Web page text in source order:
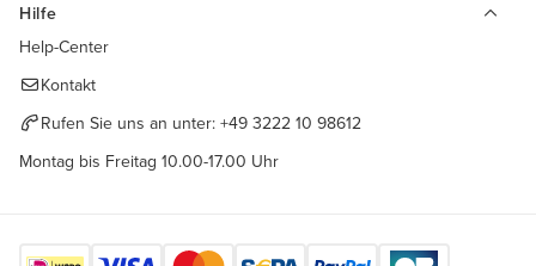
Hilfe
Help-Center
Kontakt
Rufen Sie uns an unter: +49 3222 10 98612
Montag bis Freitag 10.00-17.00 Uhr